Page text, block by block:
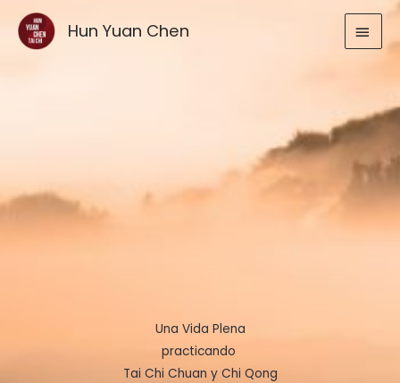
contenido
Hun Yuan Chen
Una Vida Plena
practicando
Tai Chi Chuan y Chi Qong